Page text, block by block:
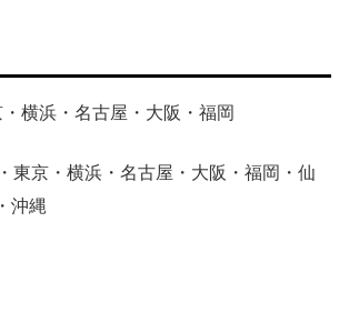
横浜・名古屋・大阪・福岡
東京・横浜・名古屋・大阪・福岡・仙
沖縄